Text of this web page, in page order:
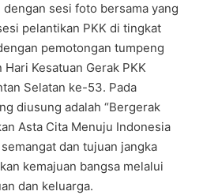
sesi foto bersama yang
pelantikan PKK di tingkat
pemotongan tumpeng
Kesatuan Gerak PKK
Selatan ke-53. Pada
diusung adalah “Bergerak
Asta Cita Menuju Indonesia
dan tujuan jangka
kemajuan bangsa melalui
dan keluarga.